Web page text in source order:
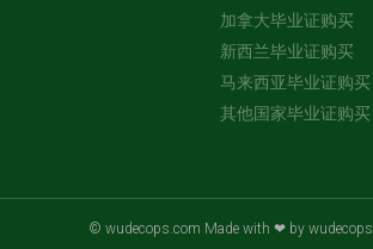
加拿大毕业证购买
新西兰毕业证购买
马来西亚毕业证购买
其他国家毕业证购买
© wudecops.com Made with ❤ by wudecops